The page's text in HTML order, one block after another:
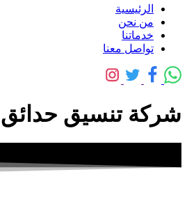
الرئيسية
من نحن
خدماتنا
تواصل معنا
شركة تنسيق